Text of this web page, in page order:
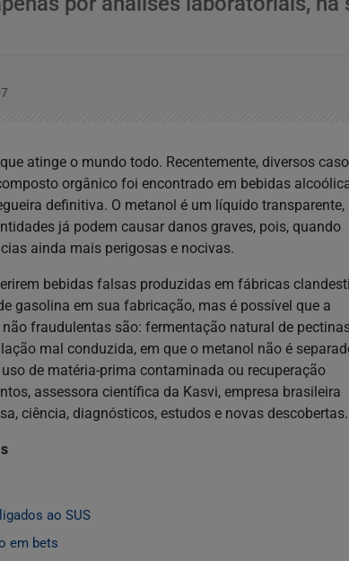
atinge o mundo todo. Recentemente, diversos
orgânico foi encontrado em bebidas
definitiva. O metanol é um líquido transparente,
já podem causar danos graves, pois, quando
ainda mais perigosas e nocivas.
bebidas falsas produzidas em fábricas
gasolina em sua fabricação, mas é possível que a
fraudulentas são: fermentação natural de
mal conduzida, em que o metanol não é
de matéria-prima contaminada ou recuperação
assessora científica da Kasvi, empresa brasileira
ciência, diagnósticos, estudos e novas descobertas.
ao SUS
em bets